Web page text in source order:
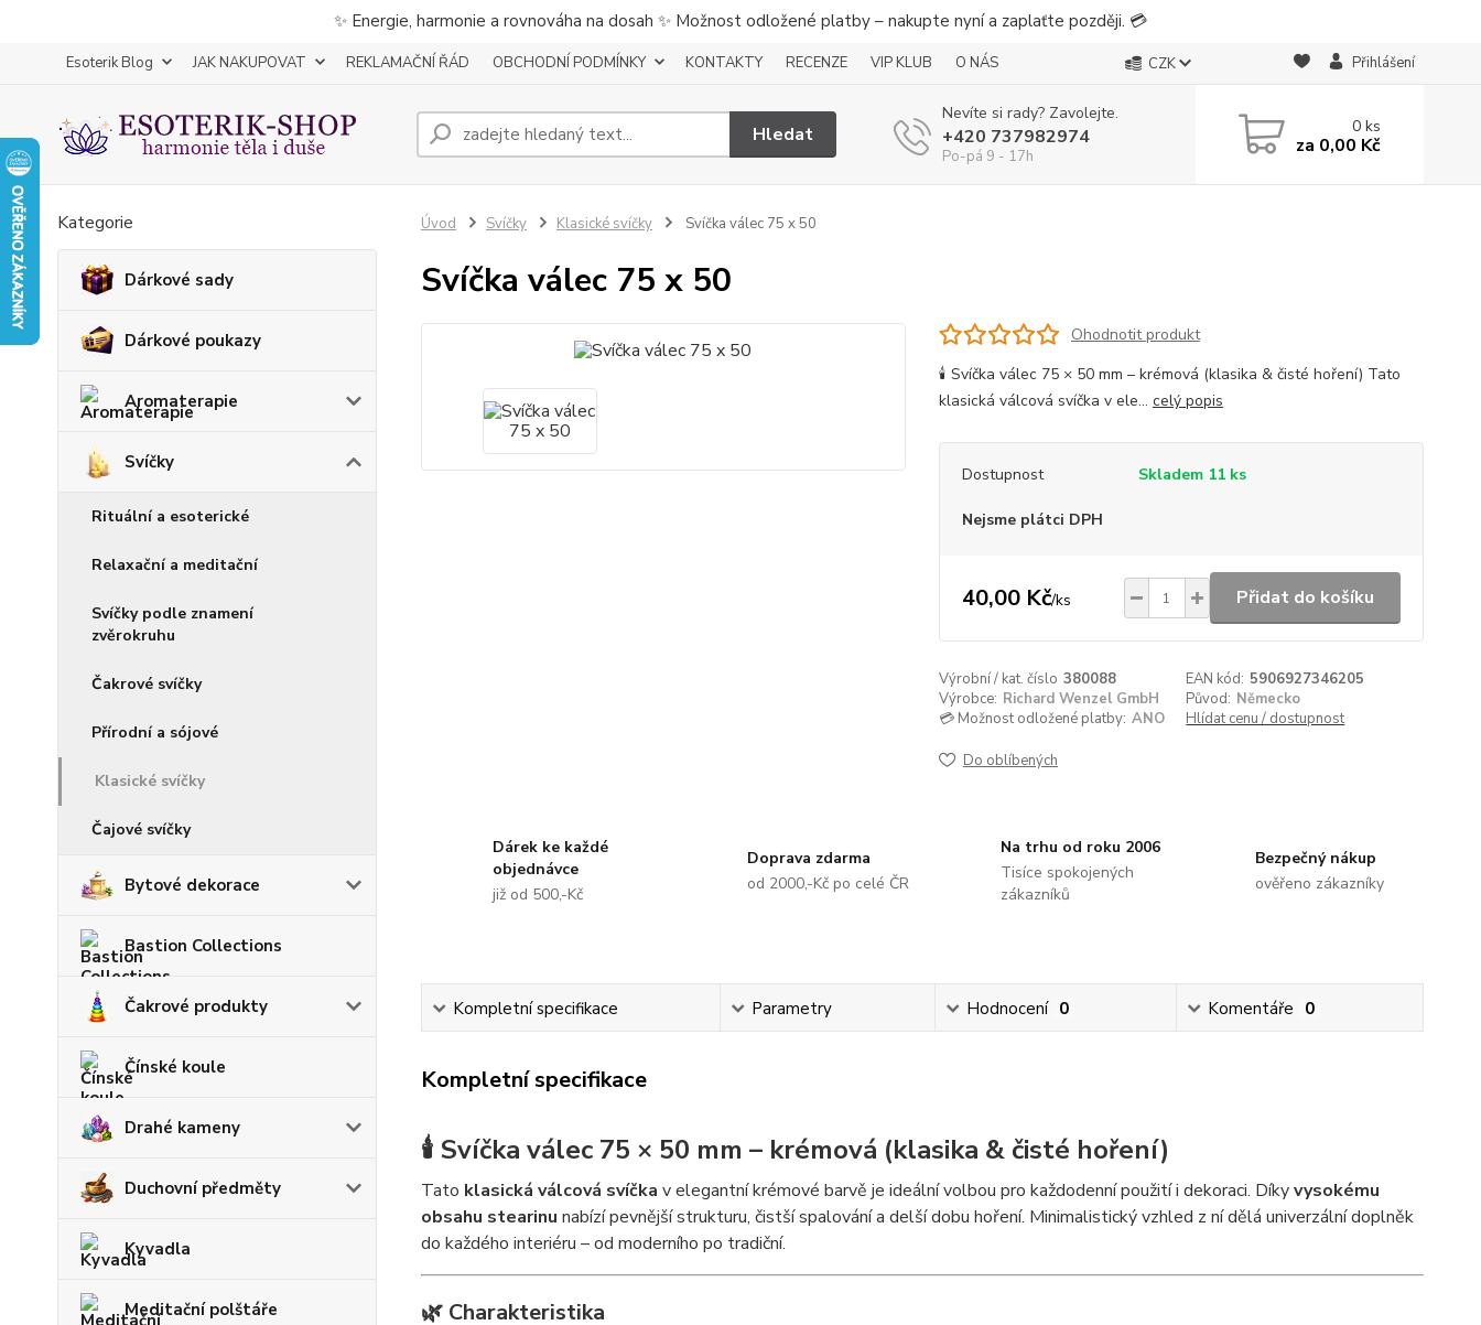
✨ Energie, harmonie a rovnováha na dosah ✨ Možnost odložené platby – nakupte nyní a zaplaťte později. 💳
Esoterik Blog JAK NAKUPOVAT REKLAMAČNÍ ŘÁD OBCHODNÍ PODMÍNKY KONTAKTY RECENZE VIP KLUB O NÁS CZK Přihlášení
Hledat
Nevíte si rady? Zavolejte.
+420 737982974
Po-pá 9 - 17h
0ks
za 0,00 Kč
Kategorie
Dárkové sady
Dárkové poukazy
Aromaterapie
Svíčky
Rituální a esoterické
Relaxační a meditační
Svíčky podle znamení
zvěrokruhu
Čakrové svíčky
Přírodní a sójové
Klasické svíčky
Čajové svíčky
Bytové dekorace
Bastion Collections
Čakrové produkty
Čínské koule
Drahé kameny
Duchovní předměty
Kyvadla
Meditační polštáře
Úvod Svíčky Klasické svíčky Svíčka válec 75 x 50
Svíčka válec 75 x 50
Ohodnotit produkt
🕯️ Svíčka válec 75 × 50 mm – krémová (klasika & čisté hoření) Tato
klasická válcová svíčka v ele... celý popis
Dostupnost Skladem 11 ks
Nejsme plátci DPH
40,00 Kč/ks Přidat do košíku
Výrobní / kat. číslo 380088 EAN kód: 5906927346205
Výrobce: Richard Wenzel GmbH Původ: Německo
💳 Možnost odložené platby: ANO Hlídat cenu / dostupnost
Do oblíbených
Dárek ke každé
objednávce
již od 500,-Kč
Doprava zdarma
od 2000,-Kč po celé ČR
Na trhu od roku 2006
Tisíce spokojených
zákazníků
Bezpečný nákup
ověřeno zákazníky
Kompletní specifikace Parametry Hodnocení 0 Komentáře 0
Kompletní specifikace
🕯️ Svíčka válec 75 × 50 mm – krémová (klasika & čisté hoření)
Tato klasická válcová svíčka v elegantní krémové barvě je ideální volbou pro každodenní použití i dekoraci. Díkyvysokému
obsahu stearinu nabízí pevnější strukturu, čistší spalování a delší dobu hoření. Minimalistický vzhled z ní dělá univerzální doplněk
do každého interiéru – od moderního po tradiční.
🌿 Charakteristika